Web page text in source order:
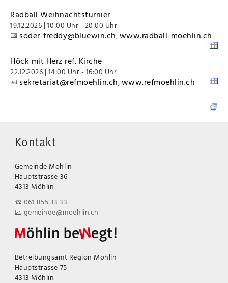
Radball Weihnachtsturnier
19.12.2026 | 10:00 Uhr - 20:00 Uhr
soder-freddy@bluewin.ch,www.radball-moehlin.ch
Höck mit Herz ref. Kirche
22.12.2026 | 14:00 Uhr - 16:00 Uhr
sekretariat@refmoehlin.ch,www.refmoehlin.ch
Kontakt
Gemeinde Möhlin
Hauptstrasse 36
4313 Möhlin
061 855 33 33
gemeinde@moehlin.ch
Betreibungsamt Region Möhlin
Hauptstrasse 75
4313 Möhlin